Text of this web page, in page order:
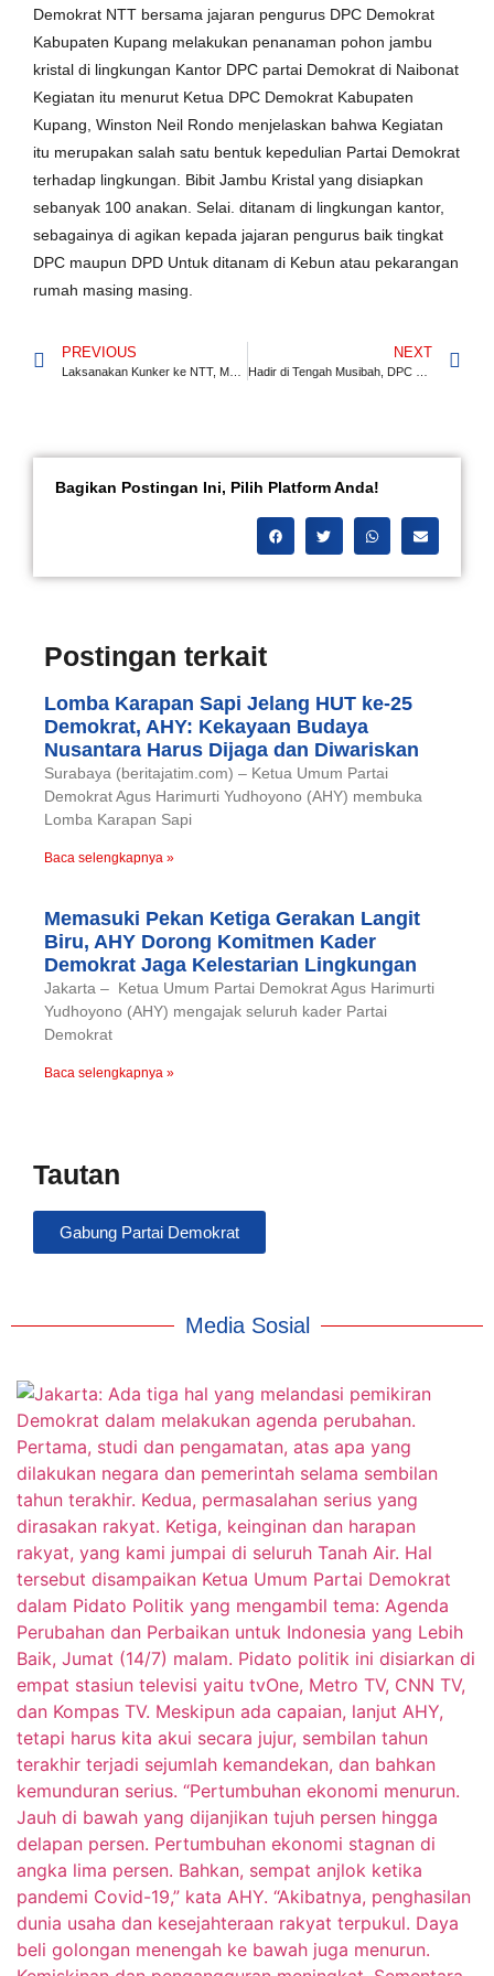
Demokrat NTT bersama jajaran pengurus DPC Demokrat
Kabupaten Kupang melakukan penanaman pohon jambu
kristal di lingkungan Kantor DPC partai Demokrat di Naibonat
Kegiatan itu menurut Ketua DPC Demokrat Kabupaten
Kupang, Winston Neil Rondo menjelaskan bahwa Kegiatan
itu merupakan salah satu bentuk kepedulian Partai Demokrat
terhadap lingkungan. Bibit Jambu Kristal yang disiapkan
sebanyak 100 anakan. Selai. ditanam di lingkungan kantor,
sebagainya di agikan kepada jajaran pengurus baik tingkat
DPC maupun DPD Untuk ditanam di Kebun atau pekarangan
rumah masing masing.
PREVIOUS
Laksanakan Kunker ke NTT, Menko AHY Tegaskan Percepatan Pembangunan Infrastruktur dan Penyelesaian Sertifikasi Tanah Masyarakat Transmigrasi
NEXT
Hadir di Tengah Musibah, DPC Demokrat Kabupaten Kupang Bantu Keluarga Korban Kebakaran di Naibonat
Bagikan Postingan Ini, Pilih Platform Anda!
Postingan terkait
Lomba Karapan Sapi Jelang HUT ke-25
Demokrat, AHY: Kekayaan Budaya
Nusantara Harus Dijaga dan Diwariskan
Surabaya (beritajatim.com) – Ketua Umum Partai
Demokrat Agus Harimurti Yudhoyono (AHY) membuka
Lomba Karapan Sapi
Baca selengkapnya »
Memasuki Pekan Ketiga Gerakan Langit
Biru, AHY Dorong Komitmen Kader
Demokrat Jaga Kelestarian Lingkungan
Jakarta – Ketua Umum Partai Demokrat Agus Harimurti
Yudhoyono (AHY) mengajak seluruh kader Partai
Demokrat
Baca selengkapnya »
Tautan
Gabung Partai Demokrat
Media Sosial